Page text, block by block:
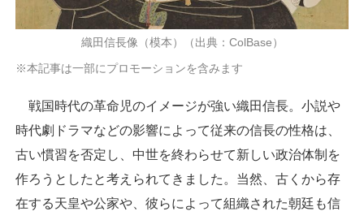
織田信長像（模本）（出典：ColBase）
※本記事は一部にプロモーションを含みます
戦国時代の革命児のイメージが強い織田信長。小説や
時代劇ドラマなどの影響によって従来の信長の性格は、
古い慣習を否定し、中世を終わらせて新しい政治体制を
作ろうとしたと考えられてきました。当然、古くから存
在する天皇や公家や、彼らによって組織された朝廷も信